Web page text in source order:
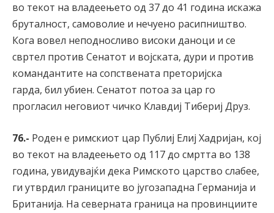
во текот на владеењето од 37 до 41 година искажа
бруталност, самоволие и нечуено расипништво.
Кога вовел неподносливо високи даноци и се
свртел против Сенатот и војската, дури и против
командантите на сопствената преторијска
гарда, бил убиен. Сенатот потоа за цар го
прогласил неговиот чичко Клавдиј Тибериј Друз.
76.- Роден е римскиот цар Публиј Елиј Хадријан, кој
во текот на владеењето од 117 до смртта во 138
година, увидувајќи дека Римското царство слабее,
ги утврдил границите во југозападна Германија и
Британија. На северната граница на провинциите